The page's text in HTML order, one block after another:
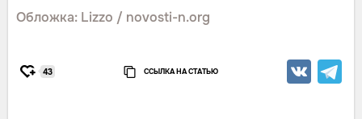
Обложка: Lizzo / novosti-n.org
43 ССЫЛКА НА СТАТЬЮ